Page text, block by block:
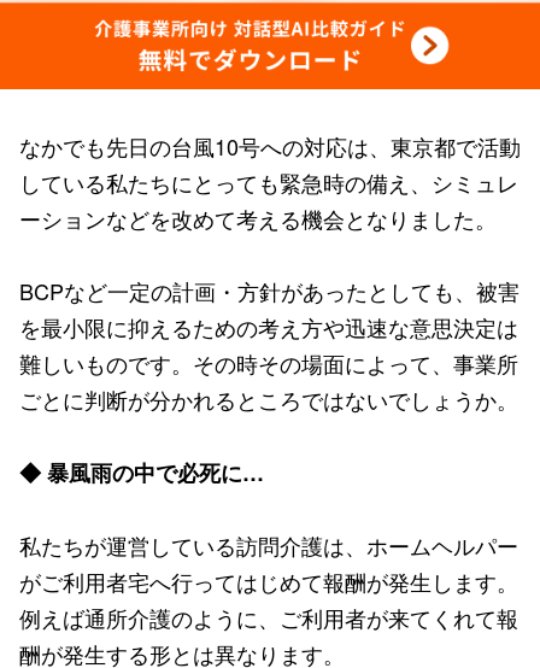
なかでも先日の台風10号への対応は、東京都で活動
している私たちにとっても緊急時の備え、シミュレ
ーションなどを改めて考える機会となりました。
BCPなど一定の計画・方針があったとしても、被害
を最小限に抑えるための考え方や迅速な意思決定は
難しいものです。その時その場面によって、事業所
ごとに判断が分かれるところではないでしょうか。
◆ 暴風雨の中で必死に…
私たちが運営している訪問介護は、ホームヘルパー
がご利用者宅へ行ってはじめて報酬が発生します。
例えば通所介護のように、ご利用者が来てくれて報
酬が発生する形とは異なります。